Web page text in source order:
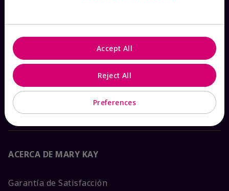
Contáctanos
Catálogos interactivos
Preguntas frecuentes
ACERCA DE MARY KAY
Garantía de Satisfacción
Preferences
Reject All
Accept All